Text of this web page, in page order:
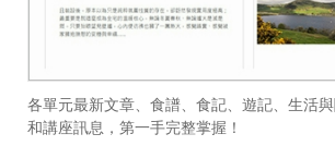
各單元最新文章、食譜、食記、遊記、生活
和講座訊息，第一手完整掌握！